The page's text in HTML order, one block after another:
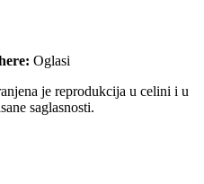
Oglasi
je reprodukcija u celini i u
saglasnosti.